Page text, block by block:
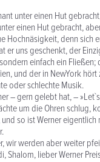
unter einen Hut
einen Hut gebracht,
Hochnäsigkeit, denn sich
er uns geschenkt, der
einfach ein
und der in NewYork
oder schlechte Musik.
– gern gelebt hat, –
um die Ohren schlug,
so ist Werner
wir werden aber weiter
Shalom, lieber Werner